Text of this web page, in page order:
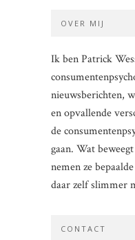
OVER MIJ
Ik ben Patrick
nieuwsberichten,
en opvallende
de
gaan. Wat
nemen ze
daar zelf slimmer
CONTACT